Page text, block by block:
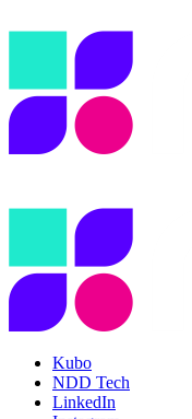
Kubo
NDD Tech
LinkedIn